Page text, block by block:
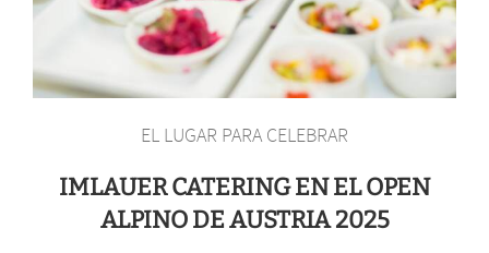
EL LUGAR PARA CELEBRAR
IMLAUER CATERING EN EL OPEN
ALPINO DE AUSTRIA 2025